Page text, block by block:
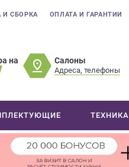
И СБОРКА ОПЛАТА И ГАРАНТИИ
на
Салоны
Адреса, телефоны
ТЕХНИКА